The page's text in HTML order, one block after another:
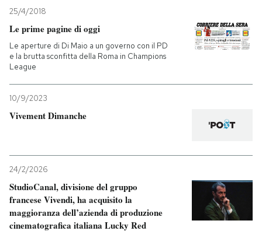
25/4/2018
Le prime pagine di oggi
Le aperture di Di Maio a un governo con il PD
e la brutta sconfitta della Roma in Champions
League
10/9/2023
Vivement Dimanche
24/2/2026
StudioCanal, divisione del gruppo
francese Vivendi, ha acquisito la
maggioranza dell’azienda di produzione
cinematografica italiana Lucky Red